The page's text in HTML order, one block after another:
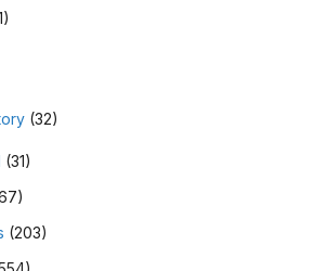
(32)
(31)
(203)